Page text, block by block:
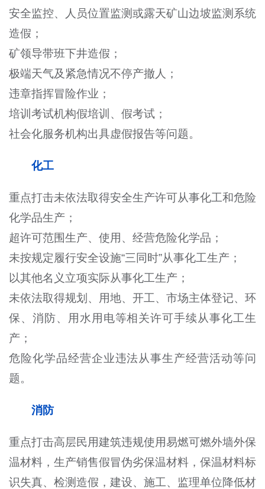
安全监控、人员位置监测或露天矿山边坡监测系统
造假；
矿领导带班下井造假；
极端天气及紧急情况不停产撤人；
违章指挥冒险作业；
培训考试机构假培训、假考试；
社会化服务机构出具虚假报告等问题。
化工
重点打击未依法取得安全生产许可从事化工和危险
化学品生产；
超许可范围生产、使用、经营危险化学品；
未按规定履行安全设施“三同时”从事化工生产；
以其他名义立项实际从事化工生产；
未依法取得规划、用地、开工、市场主体登记、环
保、消防、用水用电等相关许可手续从事化工生
产；
危险化学品经营企业违法从事生产经营活动等问
题。
消防
重点打击高层民用建筑违规使用易燃可燃外墙外保
温材料，生产销售假冒伪劣保温材料，保温材料标
识失真、检测造假，建设、施工、监理单位降低材